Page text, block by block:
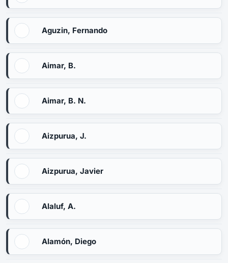
Aguzin, Fernando
Aimar, B.
Aimar, B. N.
Aizpurua, J.
Aizpurua, Javier
Alaluf, A.
Alamón, Diego